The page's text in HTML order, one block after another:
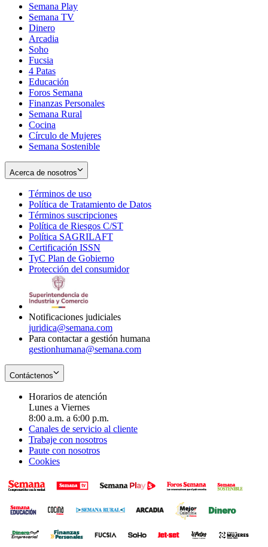
Semana Play
Semana TV
Dinero
Arcadia
Soho
in
new
window
Fucsia
in
new
window
4 Patas
Educación
Foros Semana
Finanzas Personales
Semana Rural
Cocina
Círculo de Mujeres
Semana Sostenible
Acerca de nosotros
Términos de uso
in
new
window
Política de Tratamiento de Datos
Términos suscripciones
in
Política de Riesgos C/ST
Política SAGRILAFT
new
window
Certificación ISSN
in
new
TyC Plan de Gobierno
in
Protección del consumidorOpens
Notificaciones judiciales
juridica@semana.com
Para contactar a gestión humana
gestionhumana@semana.com
Contáctenos
Horarios de atención
Lunes a Viernes
8:00 a.m. a 6:00 p.m.
Canales de servicio al cliente
Trabaje con nosotros
Paute con nosotros
Cookies